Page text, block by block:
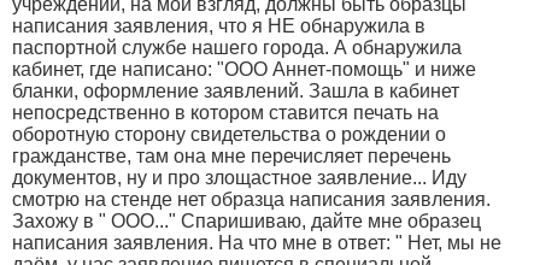
учреждении, на мой взгляд, должны быть образцы
написания заявления, что я НЕ обнаружила в
паспортной службе нашего города. А обнаружила
кабинет, где написано: "ООО Аннет-помощь" и ниже
бланки, оформление заявлений. Зашла в кабинет
непосредственно в котором ставится печать на
оборотную сторону свидетельства о рождении о
гражданстве, там она мне перечисляет перечень
документов, ну и про злощастное заявление... Иду
смотрю на стенде нет образца написания заявления.
Захожу в " ООО..." Спаришиваю, дайте мне образец
написания заявления. На что мне в ответ: " Нет, мы не